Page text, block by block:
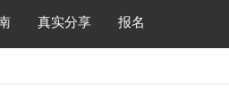
真实分享 报名